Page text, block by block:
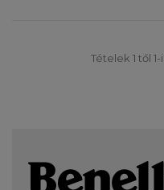
Tételek 1 től